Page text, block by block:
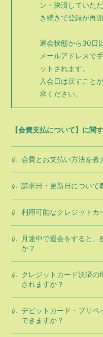
ン・決済していた
き続きで登録が再
退会状態から30日
メールアドレスで
ットされます。
入会日は戻すこと
承ください。
【会費支払について】に関
Q. 会費とお支払い方法を教
Q. 請求日・更新日について
Q. 利用可能なクレジットカ
Q.
月途中で退会をすると
か？
Q. クレジットカード決済の
されますか？
Q. デビットカード・プリペ
できますか？